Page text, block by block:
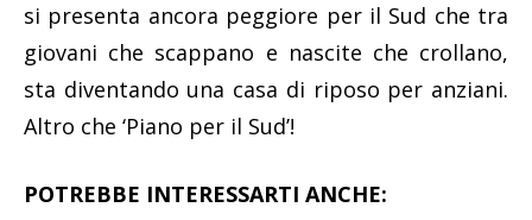
si presenta ancora peggiore per il Sud che tra
giovani che scappano e nascite che crollano,
sta diventando una casa di riposo per anziani.
Altro che ‘Piano per il Sud’!
POTREBBE INTERESSARTI ANCHE: